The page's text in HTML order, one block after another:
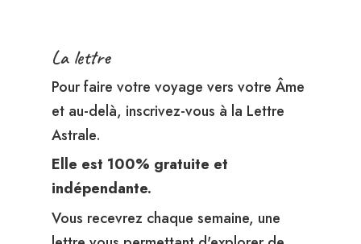
La lettre
Pour faire votre voyage vers votre Âme
et au-delà, inscrivez-vous à la Lettre
Astrale.
Elle est 100% gratuite et
indépendante.
Vous recevrez chaque semaine, une